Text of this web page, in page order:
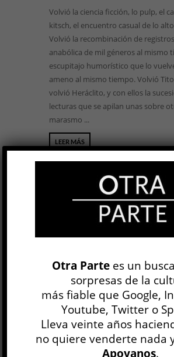
Volvió la ciencia ficción, lo pulp, el
kitsch, el encuentro casual de lo
Volvió la recombinación de
anabólica de mil géneros al mismo
escupitajo humorístico que lo
ameno al mismo tiempo. Volvió
volvió Heráclito, y con ellos la
lecturas que se apilan unas sobre
marasmo ...
LEER MÁS
Maximiliano Barrientos
LITERATURA IBEROAMERICANA
Manuel Crespo
28 JUN, 2018
Las primeras páginas no dan
hermanos escapan de un general
Otra Partees un
sorpresas de la
más fiable que Google,
Youtube, Twitter o
Lleva veinte años
no quiere venderte nada
Apoyanos.